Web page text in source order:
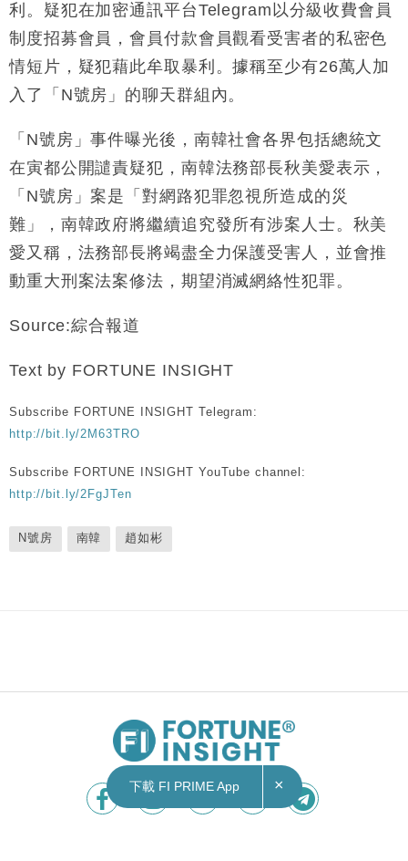
利。疑犯在加密通訊平台Telegram以分級收費會員
制度招募會員，會員付款會員觀看受害者的私密色
情短片，疑犯藉此牟取暴利。據稱至少有26萬人加
入了「N號房」的聊天群組內。
「N號房」事件曝光後，南韓社會各界包括總統文
在寅都公開譴責疑犯，南韓法務部長秋美愛表示，
「N號房」案是「對網路犯罪忽視所造成的災
難」，南韓政府將繼續追究發所有涉案人士。秋美
愛又稱，法務部長將竭盡全力保護受害人，並會推
動重大刑案法案修法，期望消滅網絡性犯罪。
Source:綜合報道
Text by FORTUNE INSIGHT
Subscribe FORTUNE INSIGHT Telegram:
http://bit.ly/2M63TRO
Subscribe FORTUNE INSIGHT YouTube channel:
http://bit.ly/2FgJTen
N號房 南韓 趙如彬
下載 FI PRIME App ×